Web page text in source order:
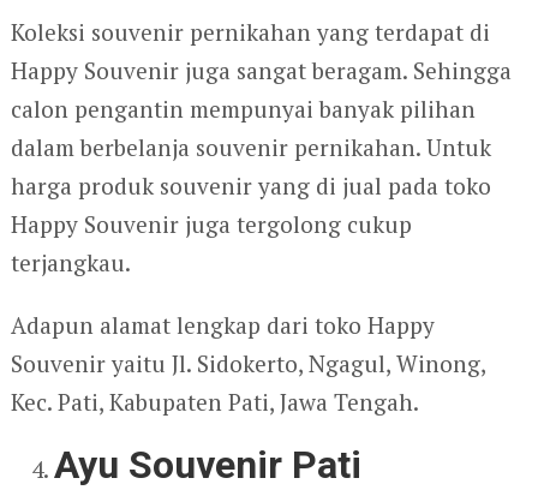
Koleksi souvenir pernikahan yang terdapat di
Happy Souvenir juga sangat beragam. Sehingga
calon pengantin mempunyai banyak pilihan
dalam berbelanja souvenir pernikahan. Untuk
harga produk souvenir yang di jual pada toko
Happy Souvenir juga tergolong cukup
terjangkau.
Adapun alamat lengkap dari toko Happy
Souvenir yaitu Jl. Sidokerto, Ngagul, Winong,
Kec. Pati, Kabupaten Pati, Jawa Tengah.
Ayu Souvenir Pati